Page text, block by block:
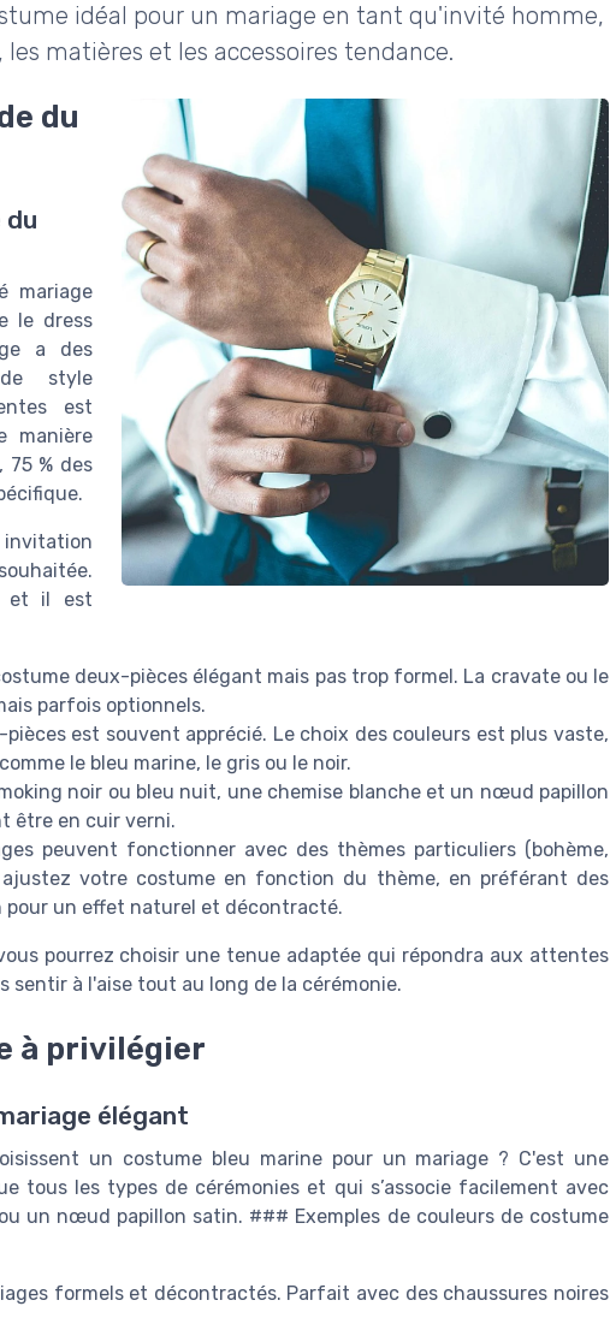
idéal pour un mariage en tant qu'invité homme,
matières et les accessoires tendance.
du
du
mariage
le dress
a des
style
est
manière
, 75 % des
et il est
deux-pièces élégant mais pas trop formel. La cravate ou le
parfois optionnels.
est souvent apprécié. Le choix des couleurs est plus vaste,
le bleu marine, le gris ou le noir.
noir ou bleu nuit, une chemise blanche et un nœud papillon
être en cuir verni.
peuvent fonctionner avec des thèmes particuliers (bohème,
ajustez votre costume en fonction du thème, en préférant des
pour un effet naturel et décontracté.
pourrez choisir une tenue adaptée qui répondra aux attentes
sentir à l'aise tout au long de la cérémonie.
à privilégier
élégant
un costume bleu marine pour un mariage ? C'est une
tous les types de cérémonies et qui s’associe facilement avec
un nœud papillon satin. ### Exemples de couleurs de costume
formels et décontractés. Parfait avec des chaussures noires